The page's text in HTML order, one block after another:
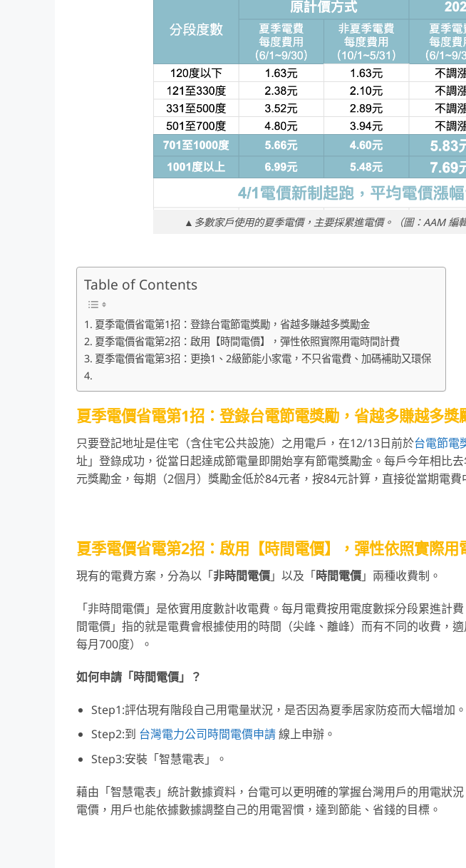
▲多數家戶使用的夏季電價，主要採累進電價。（圖：AAM 編
Table of Contents
夏季電價省電第1招：登錄台電節電獎勵，省越多賺越多獎勵金
夏季電價省電第2招：啟用【時間電價】，彈性依照實際用電時間計費
夏季電價省電第3招：更換1、2級節能小家電，不只省電費、加碼補助又環保
夏季電價省電第1招：登錄台電節電獎勵，省越多賺越多獎
只要登記地址是住宅（含住宅公共設施）之用電戶，在12/13日前於台電節電
址」登錄成功，從當日起達成節電量即開始享有節電獎勵金。每戶今年相比
元獎勵金，每期（2個月）獎勵金低於84元者，按84元計算，直接從當期電
夏季電價省電第2招：啟用【時間電價】，彈性依照實際用
現有的電費方案，分為以「非時間電價」以及「時間電價」兩種收費制。
「非時間電價」是依實用度數計收電費。每月電費按用電度數採分段累進計
間電價」指的就是電費會根據使用的時間（尖峰、離峰）而有不同的收費，
每月700度）。
如何申請「時間電價」？
Step1:評估現有階段自己用電量狀況，是否因為夏季居家防疫而大幅增加。
Step2:到 台灣電力公司時間電價申請線上申辦。
Step3:安裝「智慧電表」。
藉由「智慧電表」統計數據資料，台電可以更明確的掌握台灣用戶的用電狀
電價，用戶也能依據數據調整自己的用電習慣，達到節能、省錢的目標。